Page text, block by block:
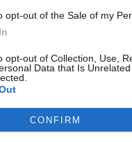
opt-out of the Sale of my
opt-out of Collection, Use,
Data that Is
CONFIRM
you made
it easy
tu as créé
plus s'en aller
choses faciles